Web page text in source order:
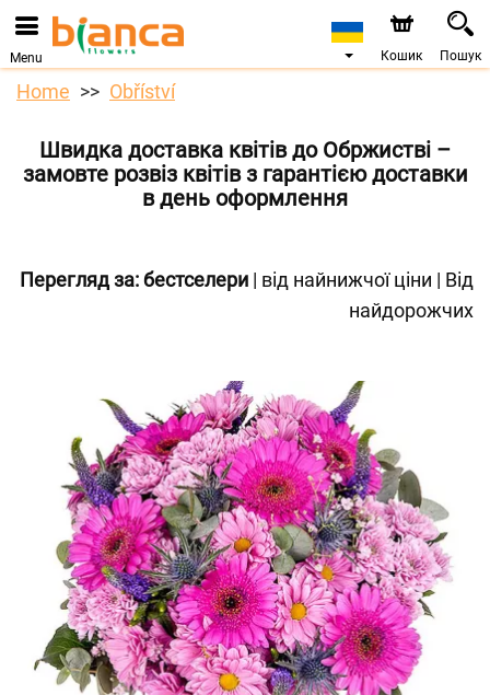
Menu Кошик Пошук
Home Obříství
Швидка доставка квітів до Обржистві –
замовте розвіз квітів з гарантією доставки
в день оформлення
Перегляд за:бестселери | від найнижчої ціни | Від
найдорожчих